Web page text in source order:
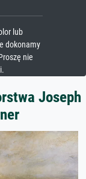
lub
dokonamy
nie
Joseph